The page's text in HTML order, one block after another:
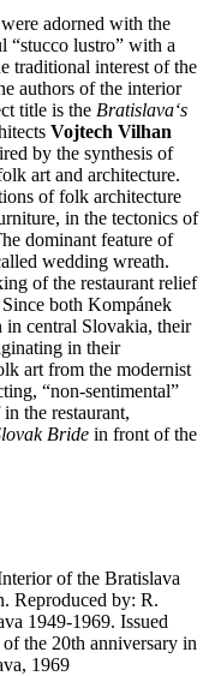
adorned with the
“stucco lustro” with a
traditional interest of the
authors of the interior
title is the Bratislava‘s
Vojtech Vilhan
by the synthesis of
art and architecture.
of folk architecture
in the tectonics of
dominant feature of
wedding wreath.
of the restaurant relief
Since both Kompánek
central Slovakia, their
in their
art from the modernist
“non-sentimental”
the restaurant,
Bride in front of the
of the Bratislava
Reproduced by: R.
1949-1969. Issued
the 20th anniversary in
1969